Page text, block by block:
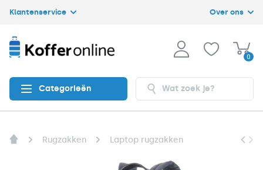
Klantenservice Over ons
0
Categorieën
Rugzakken Laptop rugzakken